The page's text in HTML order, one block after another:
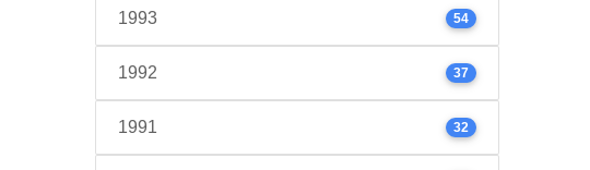
1993 54
1992 37
1991 32